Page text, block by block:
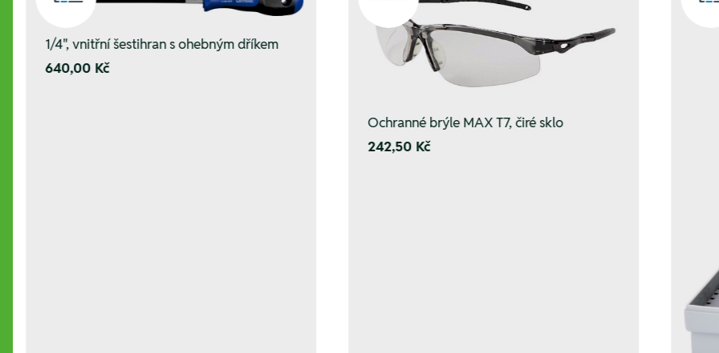
1/4", vnitřní šestihran s ohebným dříkem
640,00 Kč
Ochranné brýle MAX T7, čiré sklo
242,50 Kč